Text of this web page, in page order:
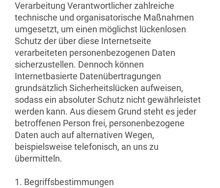
Verarbeitung Verantwortlicher zahlreiche
technische und organisatorische Maßnahmen
umgesetzt, um einen möglichst lückenlosen
Schutz der über diese Internetseite
verarbeiteten personenbezogenen Daten
sicherzustellen. Dennoch können
Internetbasierte Datenübertragungen
grundsätzlich Sicherheitslücken aufweisen,
sodass ein absoluter Schutz nicht gewährleistet
werden kann. Aus diesem Grund steht es jeder
betroffenen Person frei, personenbezogene
Daten auch auf alternativen Wegen,
beispielsweise telefonisch, an uns zu
übermitteln.
1. Begriffsbestimmungen